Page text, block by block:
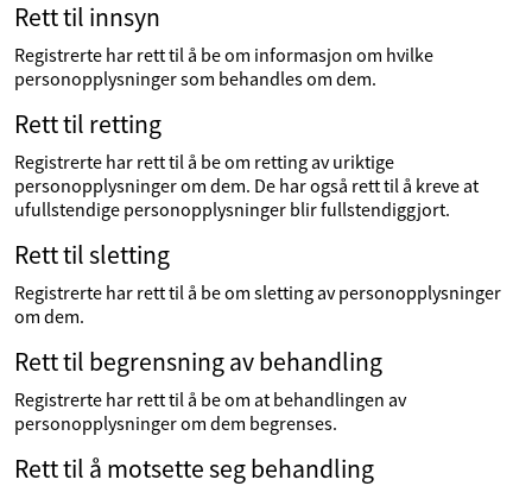
Rett til innsyn
Registrerte har rett til å be om informasjon om hvilke
personopplysninger som behandles om dem.
Rett til retting
Registrerte har rett til å be om retting av uriktige
personopplysninger om dem. De har også rett til å kreve at
ufullstendige personopplysninger blir fullstendiggjort.
Rett til sletting
Registrerte har rett til å be om sletting av personopplysninger
om dem.
Rett til begrensning av behandling
Registrerte har rett til å be om at behandlingen av
personopplysninger om dem begrenses.
Rett til å motsette seg behandling